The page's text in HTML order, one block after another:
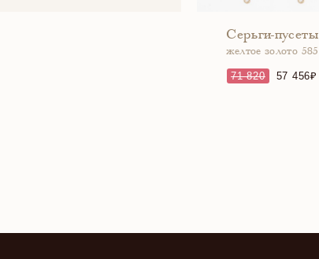
Серьги-пусеты
желтое золото 585
71 820 57 456